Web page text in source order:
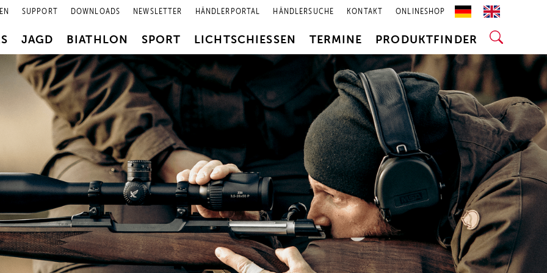
SUPPORT DOWNLOADS NEWSLETTER HÄNDLERPORTAL HÄNDLERSUCHE KONTAKT ONLINESHOP
JAGD BIATHLON SPORT LICHTSCHIESSEN TERMINE PRODUKTFINDER